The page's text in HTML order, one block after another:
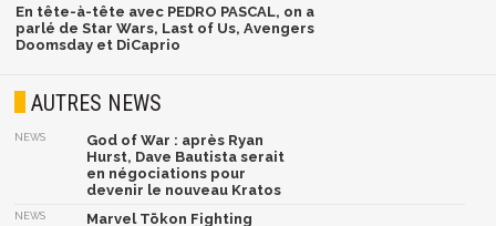
En tête-à-tête avec PEDRO PASCAL, on a
parlé de Star Wars, Last of Us, Avengers
Doomsday et DiCaprio
AUTRES NEWS
NEWS
God of War : après Ryan
Hurst, Dave Bautista serait
en négociations pour
devenir le nouveau Kratos
NEWS Marvel Tōkon Fighting